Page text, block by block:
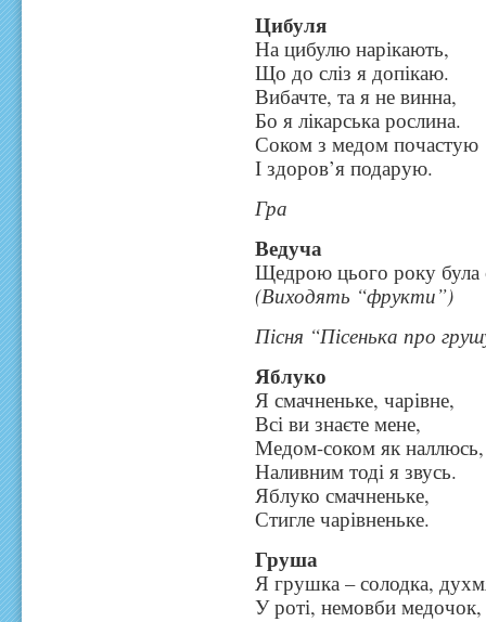
Цибуля
На цибулю нарікають,
Що до сліз я допікаю.
Вибачте, та я не винна,
Бо я лікарська рослина.
Соком з медом почастую
І здоров’я подарую.
Гра
Ведуча
Щедрою цього року була
(Виходять “фрукти”)
Пісня “Пісенька про
Яблуко
Я смачненьке, чарівне,
Всі ви знаєте мене,
Медом-соком як наллюсь,
Наливним тоді я звусь.
Яблуко смачненьке,
Стигле чарівненьке.
Груша
Я грушка – солодка,
У роті, немовби медочок,